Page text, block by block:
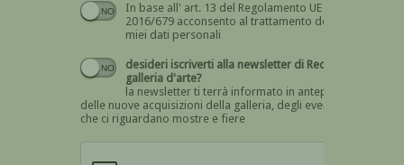
In base all' art. 13 del Regolamento UE n.
2016/679 acconsento al trattamento dei
miei dati personali
Devi dare il consenso
desideri iscriverti alla newsletter di Recta
galleria d'arte?
la newsletter ti terrà informato in anteprima
delle nuove acquisizioni della galleria, degli eventi
che ci riguardano mostre e fiere